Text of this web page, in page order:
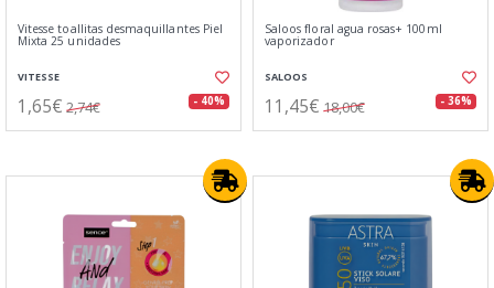
Vitesse toallitas desmaquillantes Piel
Mixta 25 unidades
VITESSE
1,65€ 2,74€ - 40%
Saloos floral agua rosas+ 100ml
vaporizador
SALOOS
11,45€ 18,00€ - 36%